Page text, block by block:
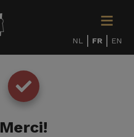
NL FR EN
Merci!